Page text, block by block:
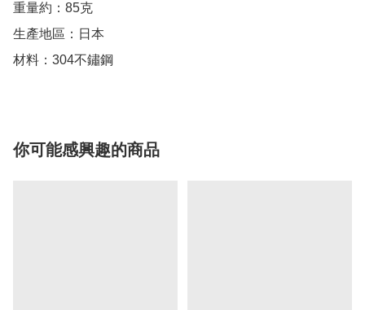
重量約：85克
生產地區：日本
材料：304不鏽鋼
你可能感興趣的商品